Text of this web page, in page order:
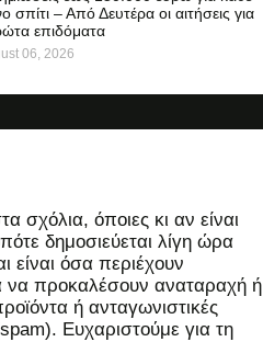
σπίτι – Από Δευτέρα οι αιτήσεις για
επιδόματα
06, 2026
σχόλια, όποιες κι αν είναι
δημοσιεύεται λίγη ώρα
όσα περιέχουν
να προκαλέσουν αναταραχή ή
ή ανταγωνιστικές
Ευχαριστούμε για τη